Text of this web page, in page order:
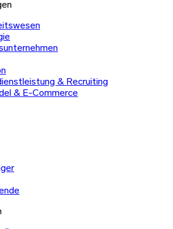
& Recruiting
& E-Commerce